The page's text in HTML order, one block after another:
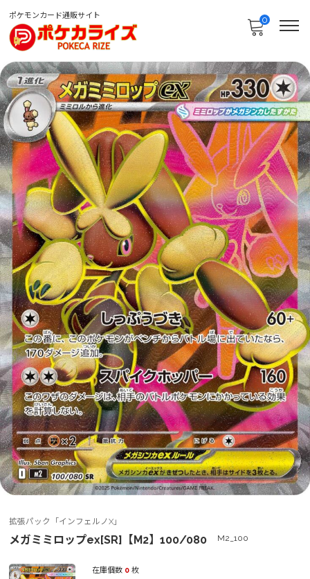
ポケモンカード通販サイト 0
拡張パック「インフェルノX」
メガミミロップex[SR]【M2】100/080 M2_100
在庫個数 0 枚